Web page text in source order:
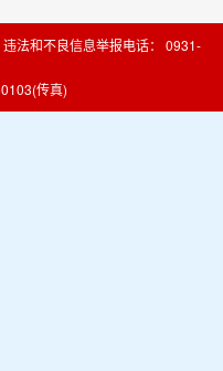
违法和不良信息举报电话： 0931-
传真)